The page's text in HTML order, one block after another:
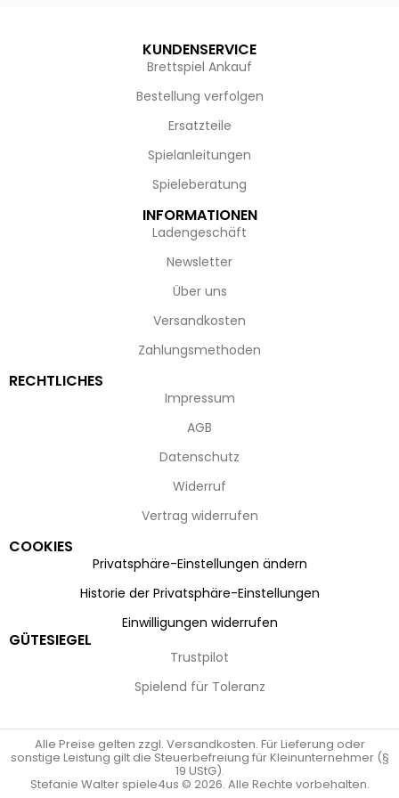
KUNDENSERVICE
Brettspiel Ankauf
Bestellung verfolgen
Ersatzteile
Spielanleitungen
Spieleberatung
INFORMATIONEN
Ladengeschäft
Newsletter
Über uns
Versandkosten
Zahlungsmethoden
RECHTLICHES
Impressum
AGB
Datenschutz
Widerruf
Vertrag widerrufen
COOKIES
Privatsphäre-Einstellungen ändern
Historie der Privatsphäre-Einstellungen
Einwilligungen widerrufen
GÜTESIEGEL
Trustpilot
Spielend für Toleranz
Alle Preise gelten zzgl. Versandkosten. Für Lieferung oder
sonstige Leistung gilt die Steuerbefreiung für Kleinunternehmer (§
19 UStG).
Stefanie Walter spiele4us © 2026. Alle Rechte vorbehalten.